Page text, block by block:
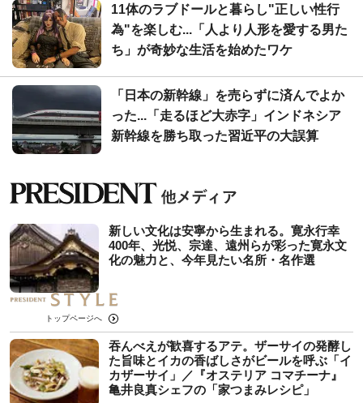
11体のラブドールと暮らし"正しい性行
為"を楽しむ...「人より人形を愛する男た
ち」が奇妙な生活を始めたワケ
「日本の新幹線」を売らずに済んでよか
った...「走るほど大赤字」インドネシア
新幹線を勝ち取った習近平の大誤算
新しい文化は安寧から生まれる。寛永行幸
400年、光悦、宗達、遠州らが彩った寛永文
化の魅力と、今年見たい名所・名作選
トップページへ
吞んべえが歓喜するアテ。ザーサイの発酵し
た旨味とイカの香ばしさがビールを呼ぶ「イ
カザーサイ」／『オステリア コマチーナ』
⻲井良真シェフの「家つまみレシピ」